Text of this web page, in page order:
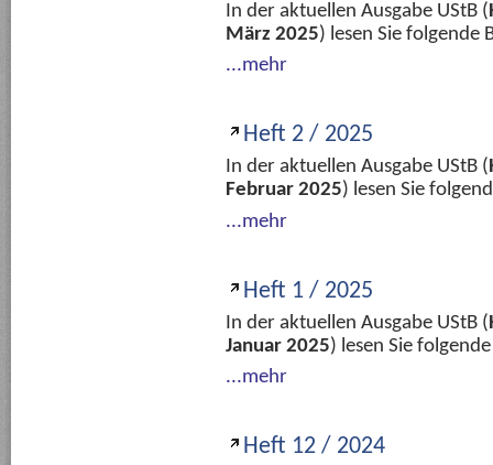
In der aktuellen Ausgabe UStB (
März 2025) lesen Sie folgende
...mehr
Heft 2 / 2025
In der aktuellen Ausgabe UStB (
Februar 2025) lesen Sie
...mehr
Heft 1 / 2025
In der aktuellen Ausgabe UStB (
Januar 2025) lesen Sie
...mehr
Heft 12 / 2024